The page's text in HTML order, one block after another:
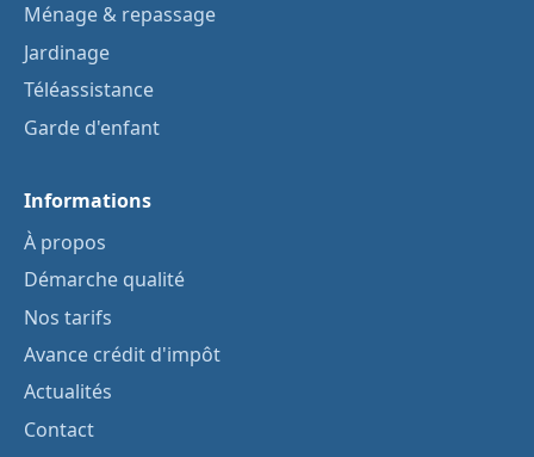
Ménage & repassage
Jardinage
Téléassistance
Garde d'enfant
Informations
À propos
Démarche qualité
Nos tarifs
Avance crédit d'impôt
Actualités
Contact